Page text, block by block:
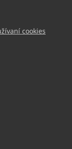
cookies